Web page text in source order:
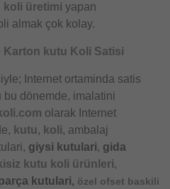
koli üretimi yapan
almak çok kolay.
Karton kutu Koli Satisi
Internet ortaminda satis
bu dönemde, imalatini
olarak Internet
kutu, koli, ambalaj
giysi kutulari, gida
kutu koli ürünleri,
kutulari, özel ofset baskili